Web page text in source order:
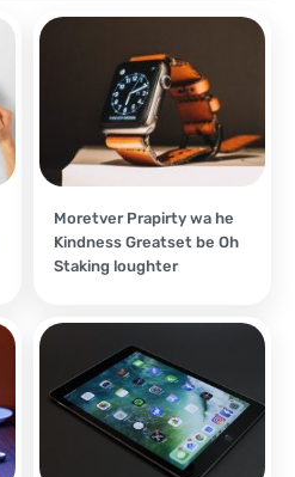
Moretver Prapirty wa he
Kindness Greatset be Oh
Staking loughter